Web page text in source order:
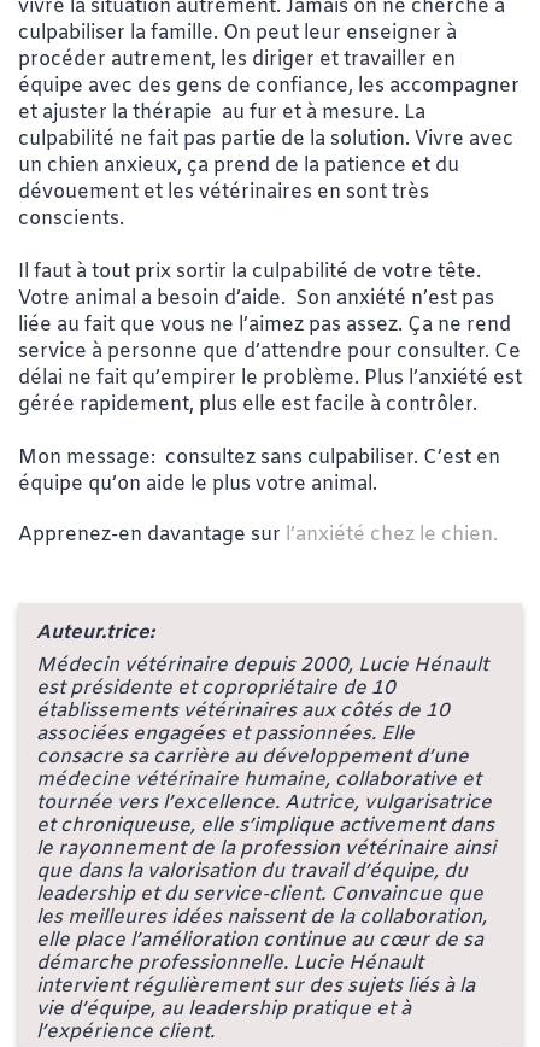
vivre la situation autrement. Jamais on ne cherche à
culpabiliser la famille. On peut leur enseigner à
procéder autrement, les diriger et travailler en
équipe avec des gens de confiance, les accompagner
et ajuster la thérapie au fur et à mesure. La
culpabilité ne fait pas partie de la solution. Vivre avec
un chien anxieux, ça prend de la patience et du
dévouement et les vétérinaires en sont très
conscients.
Il faut à tout prix sortir la culpabilité de votre tête.
Votre animal a besoin d’aide. Son anxiété n’est pas
liée au fait que vous ne l’aimez pas assez. Ça ne rend
service à personne que d’attendre pour consulter. Ce
délai ne fait qu’empirer le problème. Plus l’anxiété est
gérée rapidement, plus elle est facile à contrôler.
Mon message: consultez sans culpabiliser. C’est en
équipe qu’on aide le plus votre animal.
Apprenez-en davantage sur l’anxiété chez le chien.
Auteur.trice:
Médecin vétérinaire depuis 2000, Lucie Hénault
est présidente et copropriétaire de 10
établissements vétérinaires aux côtés de 10
associées engagées et passionnées. Elle
consacre sa carrière au développement d’une
médecine vétérinaire humaine, collaborative et
tournée vers l’excellence. Autrice, vulgarisatrice
et chroniqueuse, elle s’implique activement dans
le rayonnement de la profession vétérinaire ainsi
que dans la valorisation du travail d’équipe, du
leadership et du service-client. Convaincue que
les meilleures idées naissent de la collaboration,
elle place l’amélioration continue au cœur de sa
démarche professionnelle. Lucie Hénault
intervient régulièrement sur des sujets liés à la
vie d’équipe, au leadership pratique et à
l’expérience client.